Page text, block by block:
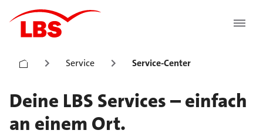
Service Service-Center
Deine LBS Services – einfach
an einem Ort.